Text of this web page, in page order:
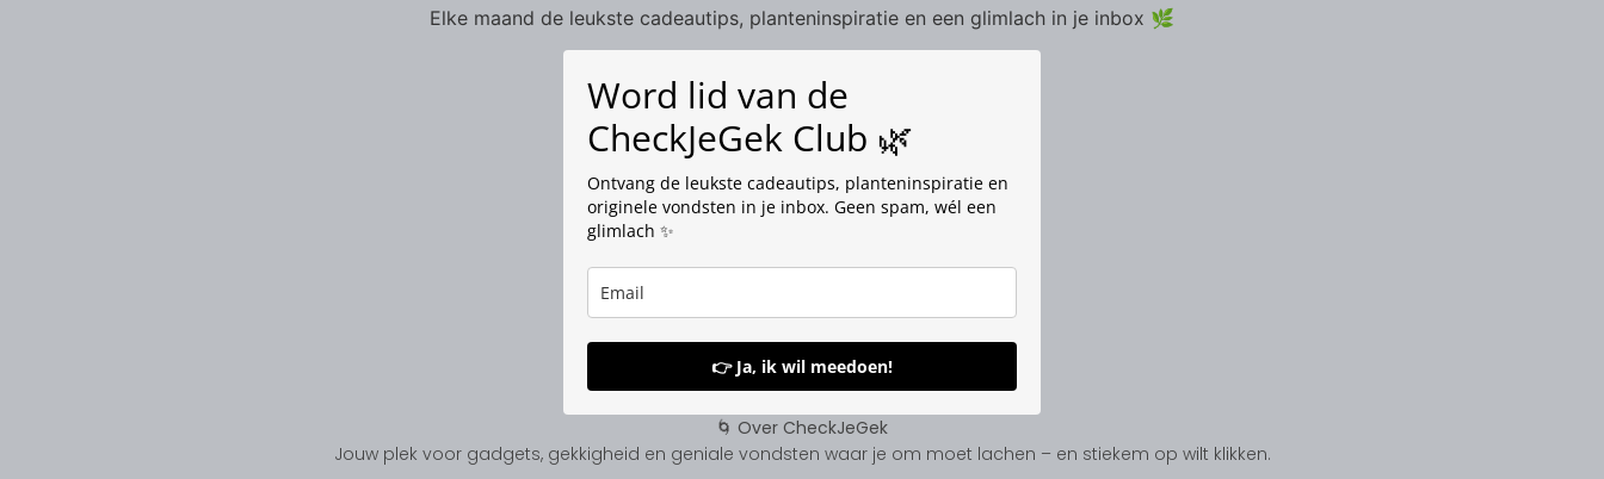
Elke maand de leukste cadeautips, planteninspiratie en een glimlach in je inbox 🌿
Word lid van de
CheckJeGek Club 🌿
Ontvang de leukste cadeautips, planteninspiratie en
originele vondsten in je inbox. Geen spam, wél een
glimlach ✨
👉 Ja, ik wil meedoen!
🌀 Over CheckJeGek
Jouw plek voor gadgets, gekkigheid en geniale vondsten waar je om moet lachen – en stiekem op wilt klikken.